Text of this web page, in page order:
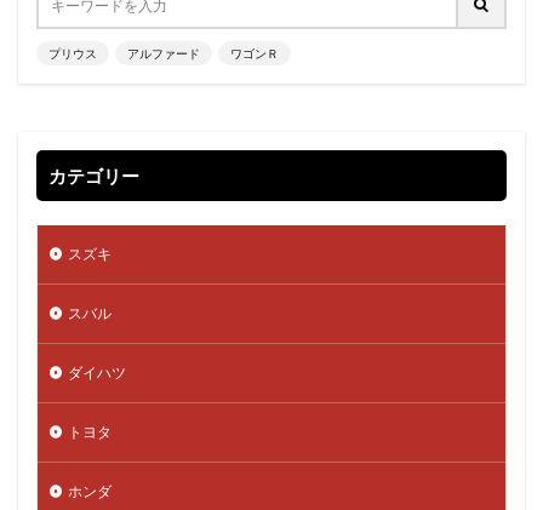
プリウス アルファード ワゴンＲ
カテゴリー
スズキ
スバル
ダイハツ
トヨタ
ホンダ